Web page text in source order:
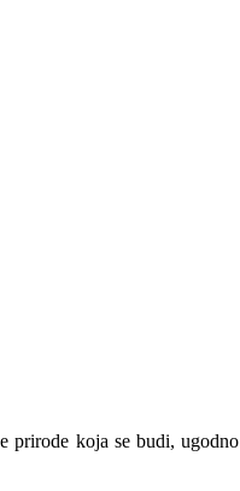
prirode koja se budi,